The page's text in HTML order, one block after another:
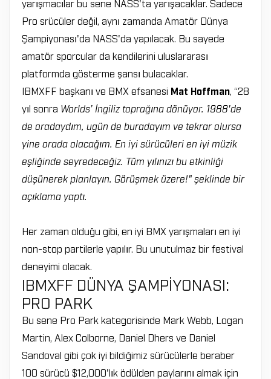
yarışmacılar bu sene NASS'ta yarışacaklar. Sadece
Pro srücüler değil, aynı zamanda Amatör Dünya
Şampiyonası'da NASS'da yapılacak. Bu sayede
amatör sporcular da kendilerini uluslararası
platformda gösterme şansı bulacaklar.
IBMXFF başkanı ve BMX efsanesi Mat Hoffman , “28
yıl sonra Worlds’ İngiliz toprağına dönüyor. 1988'de
de oradaydım, ugün de buradayım ve tekrar olursa
yine orada olacağım. En iyi sürücüleri en iyi müzik
eşliğinde seyredeceğiz. Tüm yılınızı bu etkinliği
düşünerek planlayın. Görüşmek üzere!" şeklinde bir
açıklama yaptı.
Her zaman olduğu gibi, en iyi BMX yarışmaları en iyi
non-stop partilerle yapılır. Bu unutulmaz bir festival
deneyimi olacak.
IBMXFF DÜNYA ŞAMPİYONASI:
PRO PARK
Bu sene Pro Park kategorisinde Mark Webb, Logan
Martin, Alex Colborne, Daniel Dhers ve Daniel
Sandoval gibi çok iyi bildiğimiz sürücülerle beraber
100 sürücü $12,000'lık ödülden paylarını almak için